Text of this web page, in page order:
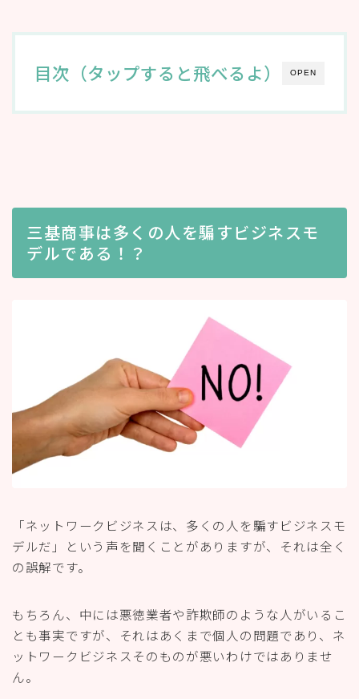
OPEN
目次（タップすると飛べるよ）
三基商事は多くの人を騙すビジネスモ
デルである！？
「ネットワークビジネスは、多くの人を騙すビジネスモ
デルだ」という声を聞くことがありますが、それは全く
の誤解です。
もちろん、中には悪徳業者や詐欺師のような人がいるこ
とも事実ですが、それはあくまで個人の問題であり、ネ
ットワークビジネスそのものが悪いわけではありませ
ん。